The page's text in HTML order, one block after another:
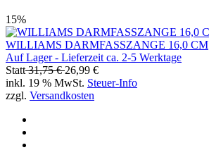
15%
WILLIAMS DARMFASSZANGE 16,0 CM
Auf Lager - Lieferzeit ca. 2-5 Werktage
Statt31,75 €26,99 €
inkl. 19 % MwSt. Steuer-Info
zzgl. Versandkosten